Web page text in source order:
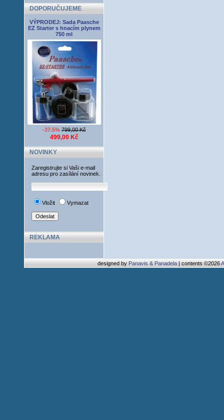
DOPORUČUJEME
VÝPRODEJ: Sada Paasche
EZ Starter s hnacím plynem
750 ml
-37.5%799,00 Kč
499,00 Kč
NOVINKY
Zaregistrujte si Vaši e-mail
adresu pro zasílání novinek.
Vložit Vymazat
REKLAMA
designed byPanavis & Panadela| contents ©2026